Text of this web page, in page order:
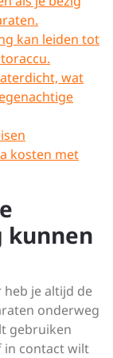
kan leiden tot
wat
kosten met
kunnen
heb je altijd de
onderweg
gebruiken
in contact wilt